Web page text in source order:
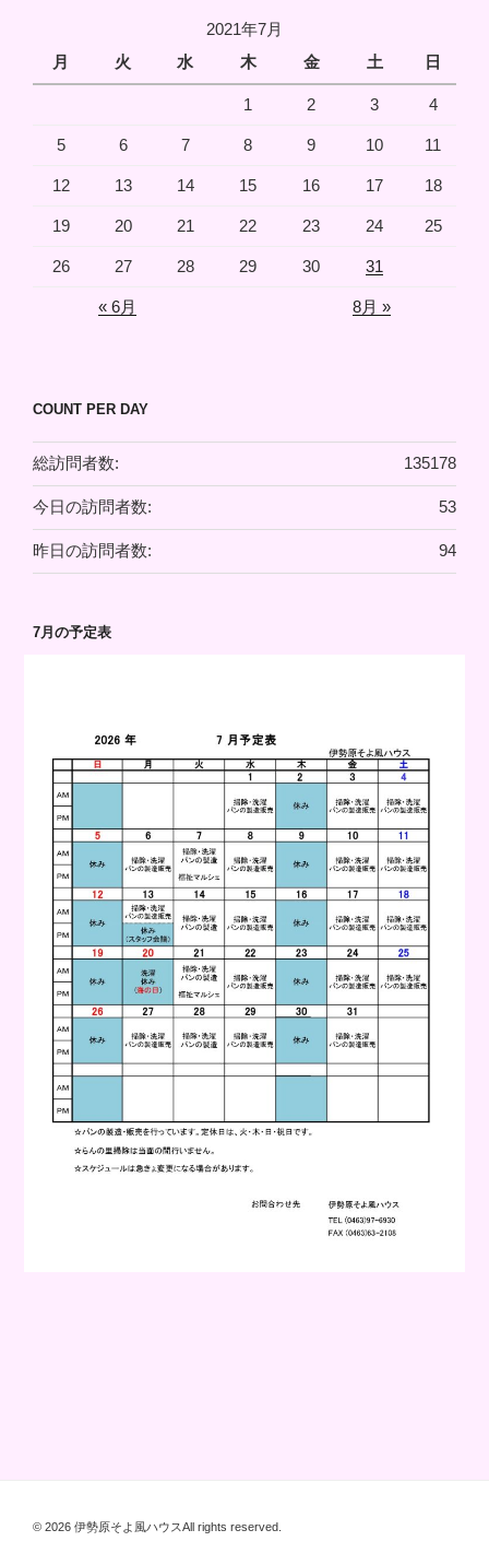
2021年7月
月
火 水 木 金 土 日
1 2 3 4
5 6 7 8 9 10 11
12 13 14 15 16 17 18
19 20 21 22 23 24 25
26 27 28 29 30 31
« 6月 8月 »
COUNT PER DAY
135178
総訪問者数:
53
今日の訪問者数:
94
昨日の訪問者数:
7月の予定表
© 2026 伊勢原そよ風ハウスAll rights reserved.